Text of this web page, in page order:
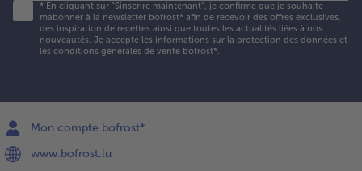
* En cliquant sur "Sinscrire maintenant", je confirme que je souhaite
mabonner à la newsletter bofrost* afin de recevoir des offres exclusives,
des inspiration de recettes ainsi que toutes les actualités liées à nos
nouveautés. Je accepte les informations sur la protection des données et
les conditions générales de vente bofrost*.
Mon compte bofrost*
www.bofrost.lu